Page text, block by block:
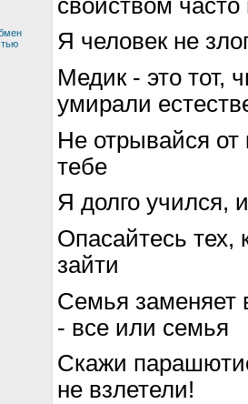
свойством
Я человек не
Медик - это тот,
умирали
Не отрывайся от
тебе
Я долго учился,
Опасайтесь тех,
зайти
Семья заменяет
- все или семья
Скажи
не взлетели!